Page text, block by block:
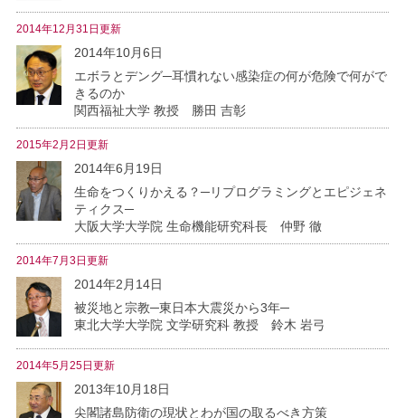
2014年12月31日更新
2014年10月6日
エボラとデング─耳慣れない感染症の何が危険で何がで
きるのか
関西福祉大学 教授 勝田 吉彰
2015年2月2日更新
2014年6月19日
生命をつくりかえる？─リプログラミングとエピジェネ
ティクス─
大阪大学大学院 生命機能研究科長 仲野 徹
2014年7月3日更新
2014年2月14日
被災地と宗教─東日本大震災から3年─
東北大学大学院 文学研究科 教授 鈴木 岩弓
2014年5月25日更新
2013年10月18日
尖閣諸島防衛の現状とわが国の取るべき方策